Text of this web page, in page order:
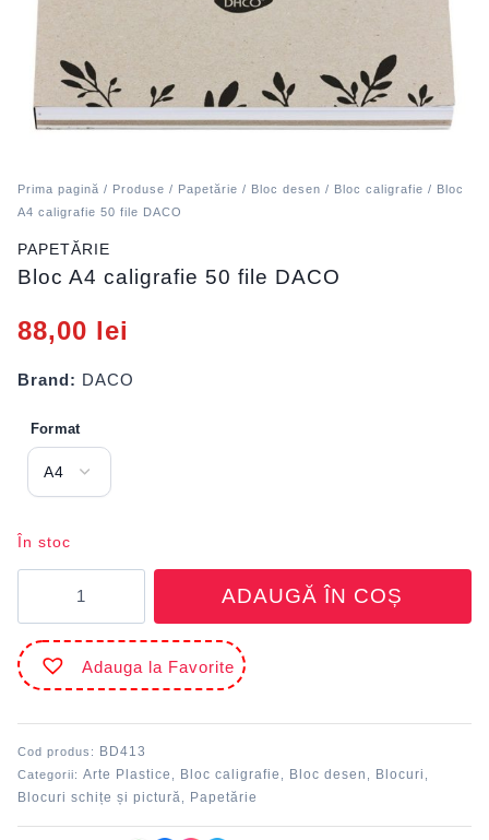
Prima pagină / Produse / Papetărie / Bloc desen / Bloc caligrafie / Bloc
A4 caligrafie 50 file DACO
PAPETĂRIE
Bloc A4 caligrafie 50 file DACO
88,00 lei
Brand: DACO
Format
În stoc
A4
caligrafie
50
file
ADAUGĂ ÎN COȘ
Adauga la Favorite
Cod produs: BD413
Categorii: Arte Plastice Bloc caligrafie Bloc desen Blocuri
Blocuri schițe și pictură Papetărie